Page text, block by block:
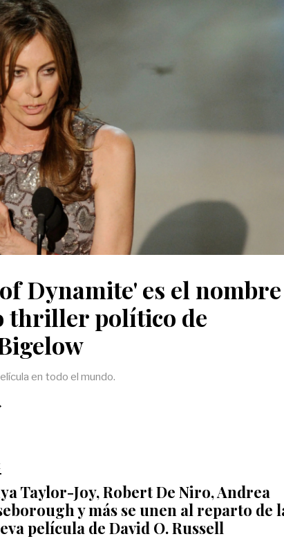
Dynamite' es el nombre
thriller político de
en todo el mundo.
Taylor-Joy, Robert De Niro, Andrea
y más se unen al reparto de
película de David O. Russell